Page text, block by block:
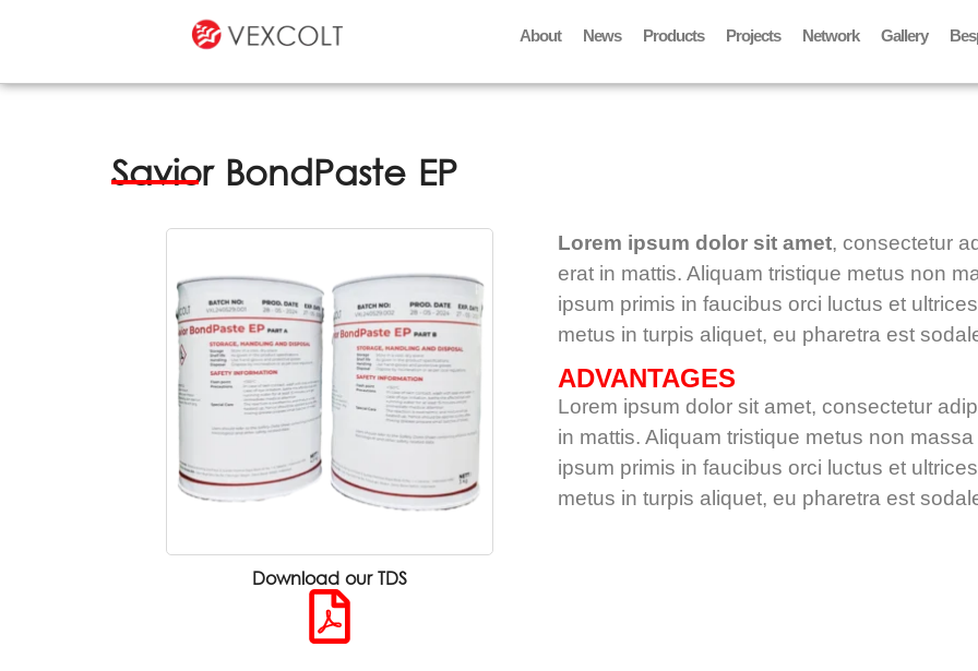
About News Products Projects Network Gallery
Savior BondPaste EP
Download our TDS
Lorem ipsum dolor sit amet, consectetur
erat in mattis. Aliquam tristique metus non
ipsum primis in faucibus orci luctus et
metus in turpis aliquet, eu pharetra est
ADVANTAGES
Lorem ipsum dolor sit amet, consectetur
in mattis. Aliquam tristique metus non
ipsum primis in faucibus orci luctus et
metus in turpis aliquet, eu pharetra est